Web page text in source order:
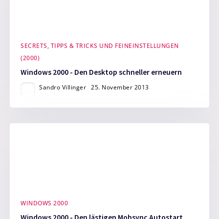
SECRETS, TIPPS & TRICKS UND FEINEINSTELLUNGEN
(2000)
Windows 2000 - Den Desktop schneller erneuern
Sandro Villinger 25. November 2013
WINDOWS 2000